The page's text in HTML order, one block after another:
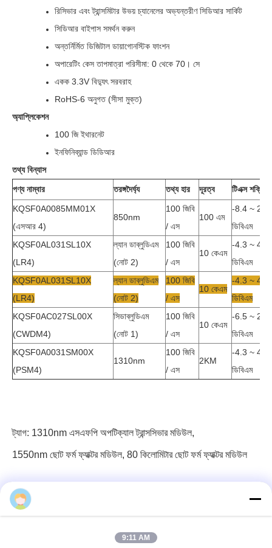
রিসিভার এবং ট্রান্সমিটার উভয় চ্যানেলের অভ্যন্তরীণ সিডিআর সার্কিট
সিডিআর বাইপাস সমর্থন করুন
অন্তর্নির্মিত ডিজিটাল ডায়াগোনস্টিক ফাংশন
অপারেটিং কেস তাপমাত্রা পরিসীমা: 0 থেকে 70। সে
একক 3.3V বিদ্যুৎ সরবরাহ
RoHS-6 অনুগত (সীসা মুক্ত)
অ্যাপ্লিকেশন
100 জি ইথারনেট
ইনফিনিব্যান্ড ডিডিআর
তথ্য বিন্যাস
পণ্য নাম্বার
তরঙ্গদৈর্ঘ্য তথ্য হার দূরত্ব
টিএক্স শক্তি
KQSF0A0085MM01X
(এসআর 4)
850nm
100 জিবি
/ এস
100 এম
-8.4 ~ 2.4
ডিবিএম
KQSF0AL031SL10X
(LR4)
ল্যান ডাব্লুডিএম
(নোট 2)
100 জিবি
/ এস
10 কেএম
-4.3 ~ 4.5
ডিবিএম
KQSF0AL031SL10X
(LR4)
ল্যান ডাব্লুডিএম
(নোট 2)
100 জিবি
/ এস
10 কেএম
-4.3 ~ 4.5
ডিবিএম
KQSF0AC027SL00X
(CWDM4)
সিডাব্লুডিএম
(নোট 1)
100 জিবি
/ এস
10 কেএম
-6.5 ~ 2.5
ডিবিএম
KQSF0A0031SM00X
(PSM4)
1310nm
100 জিবি
/ এস
2KM
-4.3 ~ 4.5
ডিবিএম
ট্যাগ: 1310nm এসএফপি অপটিক্যাল ট্রান্সসিভার মডিউল,
1550nm ছোট ফর্ম ফ্যাক্টর মডিউল, 80 কিলোমিটার ছোট ফর্ম ফ্যাক্টর মডিউল
৩ এফ, ব্লক ৭, জিএস পার্ক, উহো ব্লাভ, গুয়ানলান লংহুয়া, শেনজেন চীন
9:11 AM